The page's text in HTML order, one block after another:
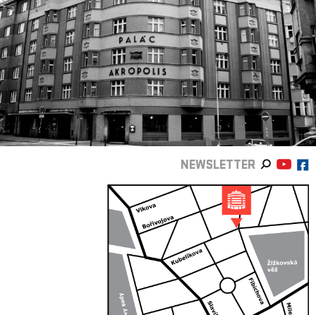
NEWSLETTER